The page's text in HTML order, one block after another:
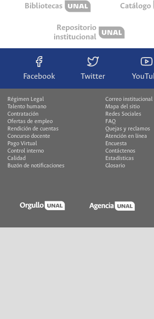
Bibliotecas Catálogo
Repositorio
institucional
Facebook Twitter
Régimen Legal
Talento humano
Contratación
Ofertas de empleo
Rendición de cuentas
Concurso docente
Pago Virtual
Control interno
Calidad
Buzón de notificaciones
Correo institucional
Mapa del sitio
Redes Sociales
FAQ
Quejas y reclamos
Atención en línea
Encuesta
Contáctenos
Estadísticas
Glosario